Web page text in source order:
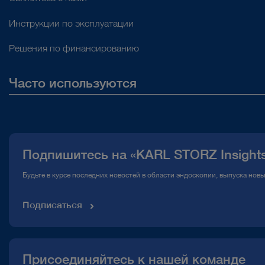
Инструкции по эксплуатации
Решения по финансированию
Часто используются
Горячая линия по вопросам комплаенс
Подпишитесь на «KARL STORZ
Будьте в курсе последних новостей в области эндоскопии, выпуска
Подписаться
Присоединяйтесь к нашей команде